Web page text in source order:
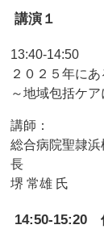
講演１
13:40-14:50
２０２５年に
～地域包括ケ
講師：
総合病院聖隷
長
堺 常雄 氏
14:50-15:20